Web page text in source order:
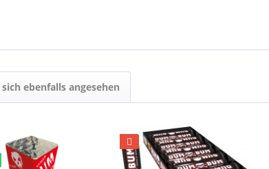
ebenfalls angesehen